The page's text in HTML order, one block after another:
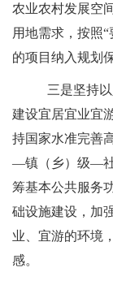
农业农村发展空
用地需求，按照“
的项目 纳入规划
三是坚持
建设宜居宜业宜
持国家水准完善
—镇（乡）级—社
筹基本公共服务
础设施建设，加
业、宜游的环境
感。